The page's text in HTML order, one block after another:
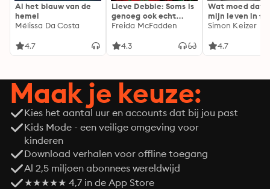
Al het blauw van de
hemel
Mélissa Da Costa
4.7
Lieve Debbie: Soms is
genoeg ook echt
genoeg...
Freida McFadden
4.3
Wat moed dat
mijn leven in
Simon Keizer
4.7
Maak je keuze:
Kies het aantal uur en accounts dat bij jou past
Kids Mode - een veilige omgeving voor
kinderen
Download verhalen voor offline toegang
Al 2,5 miljoen abonnees wereldwijd
★★★★★ 4,7 in de App Store